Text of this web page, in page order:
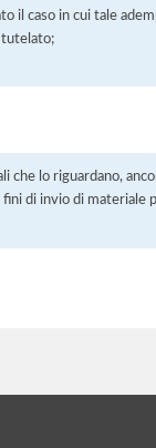
il caso in cui tale
tutelato;
lo riguardano,
di invio di